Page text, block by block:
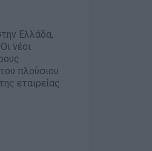
Ελλάδα,
νέοι
πλούσιου
εταιρείας.